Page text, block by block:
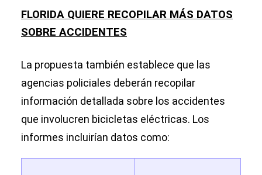
FLORIDA QUIERE RECOPILAR MÁS DATOS
SOBRE ACCIDENTES
La propuesta también establece que las
agencias policiales deberán recopilar
información detallada sobre los accidentes
que involucren bicicletas eléctricas. Los
informes incluirían datos como: